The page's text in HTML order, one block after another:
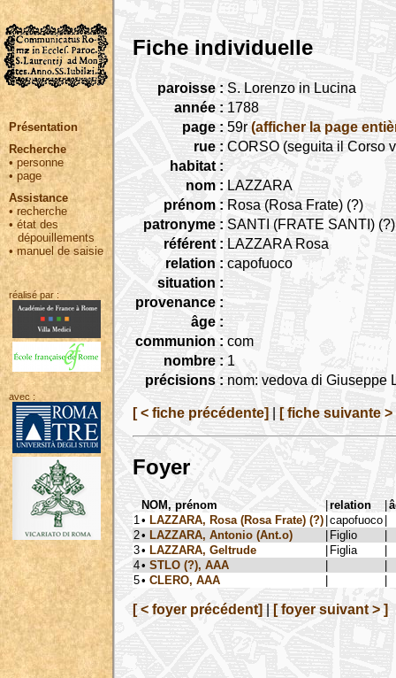
Présentation
Recherche
• personne
•page
Assistance
• recherche
•état des
dépouillements
•manuel de saisie
réalisé par :
avec :
Fiche individuelle
paroisse : S. Lorenzo in Lucina
année : 1788
page : 59r (afficher la page
rue : CORSO (seguita il Corso
habitat :
nom : LAZZARA
prénom : Rosa (Rosa Frate) (?)
patronyme : SANTI (FRATE SANTI) (?)
référent : LAZZARA Rosa
relation : capofuoco
situation :
provenance :
âge :
communion : com
nombre : 1
précisions : nom: vedova di Giuseppe
[ < fiche précédente] [ fiche suivante >
Foyer
NOM, prénom |relation |
1 • LAZZARA, Rosa (Rosa Frate) (?) |capofuoco |
2• LAZZARA, Antonio (Ant.o) | Figlio
|
3• LAZZARA, Geltrude | Figlia
|
4• STLO (?), AAA |
|
5• CLERO, AAA | |
[ < foyer précédent] [ foyer suivant > ]